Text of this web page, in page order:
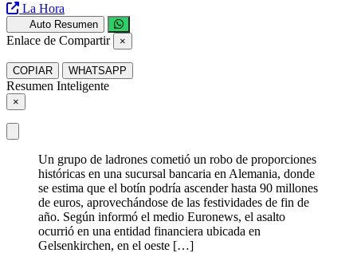
La Hora
Auto Resumen
Enlace de Compartir ×
COPIAR WHATSAPP
Resumen Inteligente
×
Un grupo de ladrones cometió un robo de proporciones
históricas en una sucursal bancaria en Alemania, donde
se estima que el botín podría ascender hasta 90 millones
de euros, aprovechándose de las festividades de fin de
año. Según informó el medio Euronews, el asalto
ocurrió en una entidad financiera ubicada en
Gelsenkirchen, en el oeste […]